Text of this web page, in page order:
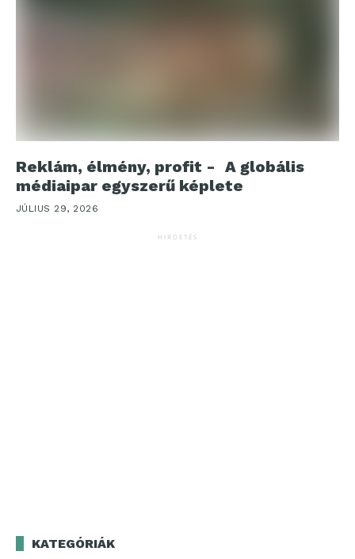
Reklám, élmény, profit - A globális
médiaipar egyszerű képlete
JÚLIUS 29, 2026
HIRDETÉS
KATEGÓRIÁK